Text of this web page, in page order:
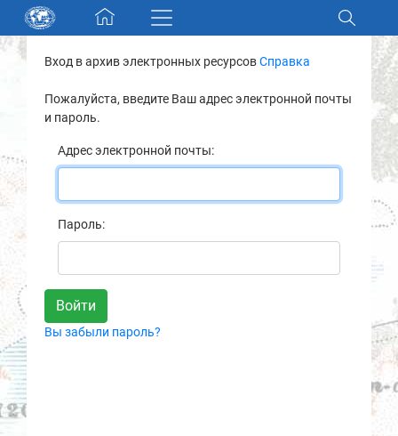
Skip navigation
Разделы и коллекции
Электронный каталог
Новости
О нас
Контакты
Партнеры
Вход в архив электронных ресурсовСправка
Пожалуйста, введите Ваш адрес электронной почты
и пароль.
Адрес электронной почты:
Пароль:
Вы забыли пароль?